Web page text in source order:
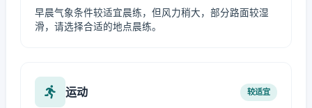
早晨气象条件较适宜晨练，但风力稍大，部分路面较湿
滑，请选择合适的地点晨练。
运动 较适宜